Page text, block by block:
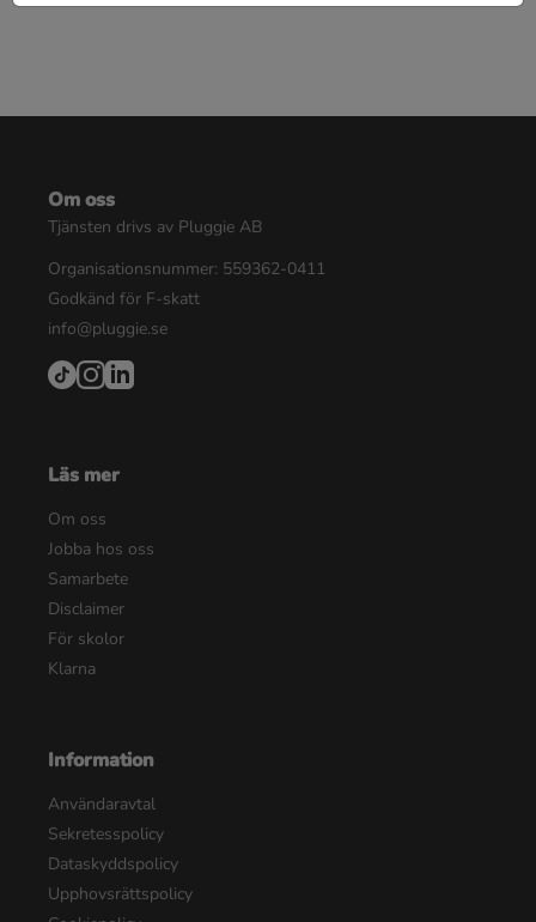
Om oss
Tjänsten drivs av Pluggie AB
Organisationsnummer: 559362-0411
Godkänd för F-skatt
info@pluggie.se
Läs mer
Om oss
Jobba hos oss
Samarbete
Disclaimer
För skolor
Klarna
Information
Användaravtal
Sekretesspolicy
Dataskyddspolicy
Upphovsrättspolicy